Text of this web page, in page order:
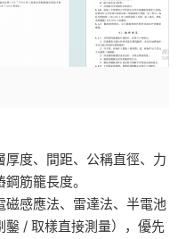
度、間距、公稱直徑、力
筋籠長度。
磁感應法、雷達法、半電池
鑿 / 取樣直接測量），優先